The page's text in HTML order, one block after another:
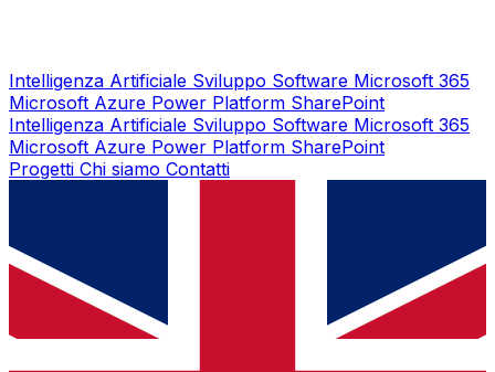
Intelligenza Artificiale Sviluppo Software Microsoft 365
Microsoft Azure Power Platform SharePoint
Intelligenza Artificiale Sviluppo Software Microsoft 365
Microsoft Azure Power Platform SharePoint
Progetti Chi siamo Contatti